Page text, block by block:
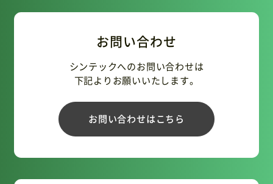
お問い合わせ
シンテックへのお問い合わせは
下記よりお願いいたします。
お問い合わせはこちら